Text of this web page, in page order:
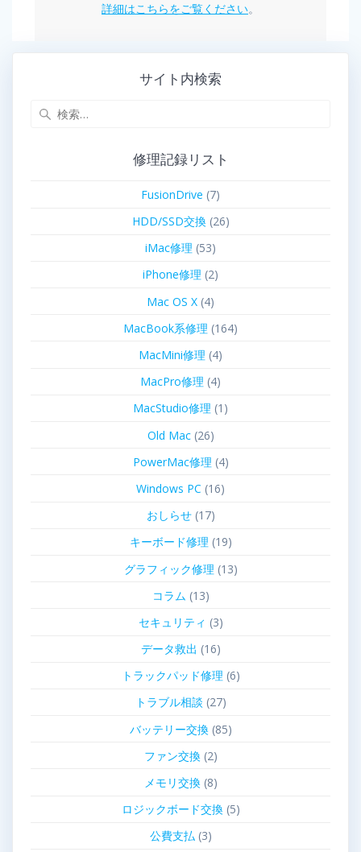
詳細はこちらをご覧ください。
サイト内検索
修理記録リスト
FusionDrive (7)
HDD/SSD交換(26)
iMac修理 (53)
iPhone修理 (2)
Mac OS X (4)
MacBook系修理 (164)
MacMini修理 (4)
MacPro修理 (4)
MacStudio修理 (1)
Old Mac(26)
PowerMac修理 (4)
Windows PC (16)
おしらせ(17)
キーボード修理 (19)
グラフィック修理 (13)
コラム (13)
セキュリティ (3)
データ救出 (16)
トラックパッド修理 (6)
トラブル相談 (27)
バッテリー交換(85)
ファン交換(2)
メモリ交換(8)
ロジックボード交換(5)
公費支払(3)